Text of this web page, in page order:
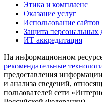
Этика и комплаенс
Оказание услуг
Использование сайтов
Защита персональных
ИТ аккредитация
На информационном
рекомендательные
предоставления
и анализа сведений,
пользователей сети